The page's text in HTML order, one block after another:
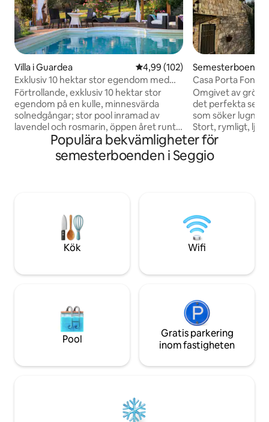
Villa i Guardea 4,99 av 5 i genomsnittligt
4,99 (102)
Exklusiv 10 hektar stor egendom med
pool och olivlund!
Förtrollande, exklusiv 10 hektar stor
egendom på en kulle, minnesvärda
solnedgångar; stor pool inramad av
lavendel och rosmarin, öppen året runt.
Ny luftkonditionering, Starlink internet.
Mycket privat och fridfull 2 våningar, 4
sovrum, 4 badrum, jacuzzi, 55-tums
minuters bilväg till tågstationen till
Rom/Florens, 5 minuters bilväg till
butiker i stan. Grunder/poolvaktare
Semesterboende
Casa Porta
panoramautsikt.
Omgivet av
det perfekta
som söker lugn,
Stort, rymligt,
utsikt och olika
byggt på 1600-
ligger i Umbrien, i
till Spoleto. Det är
meter från
Populära bekvämligheter för
semesterboenden i Seggio
Kök Wifi
Pool
Gratis parkering
inom fastigheten